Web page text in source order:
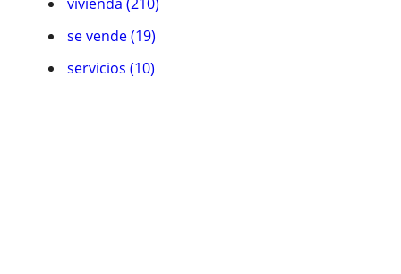
se vende (19)
servicios (10)